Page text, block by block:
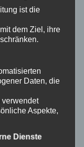
ist die
dem Ziel, ihre
Daten, die
Aspekte,
Aspekte
Dienste